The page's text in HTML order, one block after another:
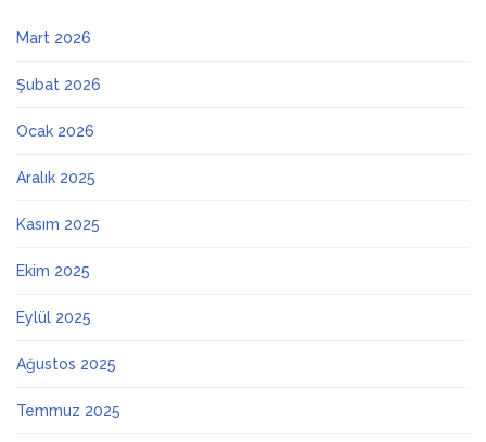
Mart 2026
Şubat 2026
Ocak 2026
Aralık 2025
Kasım 2025
Ekim 2025
Eylül 2025
Ağustos 2025
Temmuz 2025